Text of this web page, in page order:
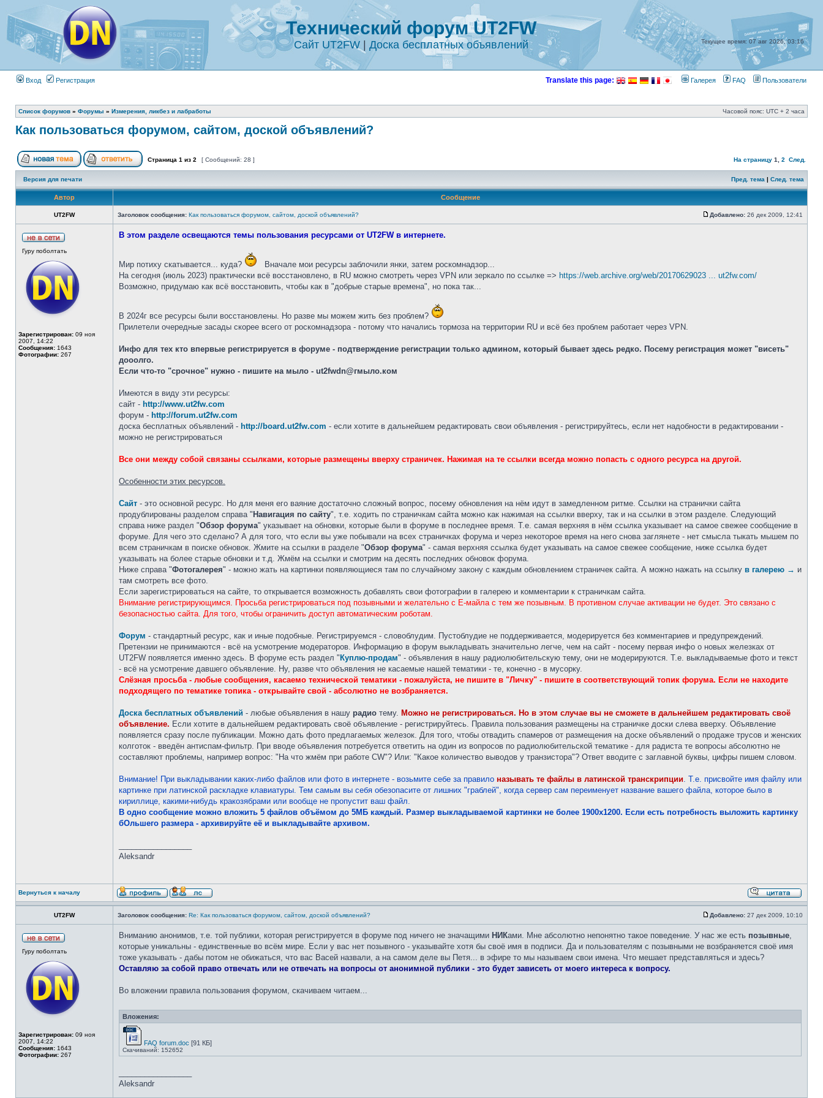
Технический форум UT2FW
Сайт UT2FW| Доска бесплатных объявлений Текущее время: 07 авг 2026, 03:16
Вход Регистрация Translate this page: Галерея FAQ Пользователи
Список форумов » Форумы » Измерения, ликбез и лабработы Часовой пояс: UTC + 2 часа
Как пользоваться форумом, сайтом, доской объявлений?
Страница 1 из 2 [ Сообщений: 28 ] На страницу 1 2 След.
Версия для печати Пред. тема | След. тема
Автор Сообщение
UT2FW Заголовок сообщения: Как пользоваться форумом, сайтом, доской объявлений? Добавлено: 26 дек 2009, 12:41
Гуру поболтать
Зарегистрирован: 09 ноя
2007, 14:22
Сообщения: 1643
Фотографии: 267
В этом разделе освещаются темы пользования ресурсами от UT2FW в интернете.
Мир потиху скатывается... куда?
Вначале мои ресурсы заблочили янки, затем роскомнадзор...
На сегодня (июль 2023) практически всё восстановлено, в RU можно смотреть через VPN или зеркало по ссылке => https://web.archive.org/web/20170629023 ... ut2fw.com/
Возможно, придумаю как всё восстановить, чтобы как в "добрые старые времена", но пока так...
В 2024г все ресурсы были восстановлены. Но разве мы можем жить без проблем?
Прилетели очередные засады скорее всего от роскомнадзора - потому что начались тормоза на территории RU и всё без проблем работает через VPN.
Инфо для тех кто впервые регистрируется в форуме - подтверждение регистрации только админом, который бывает здесь редко. Посему регистрация может "висеть"
дооолго.
Если что-то "срочное" нужно - пишите на мыло - ut2fwdn@гмыло.ком
Имеются в виду эти ресурсы:
сайт - http://www.ut2fw.com
форум - http://forum.ut2fw.com
доска бесплатных объявлений - http://board.ut2fw.com - если хотите в дальнейшем редактировать свои объявления - регистрируйтесь, если нет надобности в редактировании -
можно не регистрироваться
Все они между собой связаны ссылками, которые размещены вверху страничек. Нажимая на те ссылки всегда можно попасть с одного ресурса на другой.
Особенности этих ресурсов.
Сайт - это основной ресурс. Но для меня его ваяние достаточно сложный вопрос, посему обновления на нём идут в замедленном ритме. Ссылки на странички сайта
продублированы разделом справа " Навигация по сайту", т.е. ходить по страничкам сайта можно как нажимая на ссылки вверху, так и на ссылки в этом разделе. Следующий
справа ниже раздел "Обзор форума" указывает на обновки, которые были в форуме в последнее время. Т.е. самая верхняя в нём ссылка указывает на самое свежее сообщение в
форуме. Для чего это сделано? А для того, что если вы уже побывали на всех страничках форума и через некоторое время на него снова заглянете - нет смысла тыкать мышем по
всем страничкам в поиске обновок. Жмите на ссылки в разделе "Обзор форума" - самая верхняя ссылка будет указывать на самое свежее сообщение, ниже ссылка будет
указывать на более старые обновки и т.д. Жмём на ссылки и смотрим на десять последних обновок форума.
Ниже справа "Фотогалерея" - можно жать на картинки появляющиеся там по случайному закону с каждым обновлением страничек сайта. А можно нажать на ссылку в галерею → и
там смотреть все фото.
Если зарегистрироваться на сайте, то открывается возможность добавлять свои фотографии в галерею и комментарии к страничкам сайта.
Внимание регистрирующимся. Просьба регистрироваться под позывными и желательно с Е-майла с тем же позывным. В противном случае активации не будет. Это связано с
безопасностью сайта. Для того, чтобы ограничить доступ автоматическим роботам.
Форум - стандартный ресурс, как и иные подобные. Регистрируемся - словоблудим. Пустоблудие не поддерживается, модерируется без комментариев и предупреждений.
Претензии не принимаются - всё на усмотрение модераторов. Информацию в форум выкладывать значительно легче, чем на сайт - посему первая инфо о новых железках от
UT2FW появляется именно здесь. В форуме есть раздел " Куплю-продам" - объявления в нашу радиолюбительскую тему, они не модерируются. Т.е. выкладываемые фото и текст
- всё на усмотрение давшего объявление. Ну, разве что объявления не касаемые нашей тематики - те, конечно - в мусорку.
Слёзная просьба - любые сообщения, касаемо технической тематики - пожалуйста, не пишите в "Личку" - пишите в соответствующий топик форума. Если не находите
подходящего по тематике топика - открывайте свой - абсолютно не возбраняется.
Доска бесплатных объявлений - любые объявления в нашу радио тему. Можно не регистрироваться. Но в этом случае вы не сможете в дальнейшем редактировать своё
объявление. Если хотите в дальнейшем редактировать своё объявление - регистрируйтесь. Правила пользования размещены на страничке доски слева вверху. Объявление
появляется сразу после публикации. Можно дать фото предлагаемых железок. Для того, чтобы отвадить спамеров от размещения на доске объявлений о продаже трусов и женских
колготок - введён антиспам-фильтр. При вводе объявления потребуется ответить на один из вопросов по радиолюбительской тематике - для радиста те вопросы абсолютно не
составляют проблемы, например вопрос: "На что жмём при работе CW"? Или: "Какое количество выводов у транзистора"? Ответ вводите с заглавной буквы, цифры пишем словом.
Внимание! При выкладывании каких-либо файлов или фото в интернете - возьмите себе за правило называть те файлы в латинской транскрипции. Т.е. присвойте имя файлу или
картинке при латинской раскладке клавиатуры. Тем самым вы себя обезопасите от лишних "граблей", когда сервер сам переименует название вашего файла, которое было в
кириллице, какими-нибудь кракозябрами или вообще не пропустит ваш файл.
В одно сообщение можно вложить 5 файлов объёмом до 5МБ каждый. Размер выкладываемой картинки не более 1900х1200. Если есть потребность выложить картинку
бОльшего размера - архивируйте её и выкладывайте архивом.
Aleksandr
Вернуться к началу
UT2FW Заголовок сообщения: Re: Как пользоваться форумом, сайтом, доской объявлений? Добавлено: 27 дек 2009, 10:10
Гуру поболтать
Зарегистрирован: 09 ноя
2007, 14:22
Сообщения: 1643
Фотографии: 267
Вниманию анонимов, т.е. той публики, которая регистрируется в форуме под ничего не значащими НИКами. Мне абсолютно непонятно такое поведение. У нас же есть позывные,
которые уникальны - единственные во всём мире. Если у вас нет позывного - указывайте хотя бы своё имя в подписи. Да и пользователям с позывными не возбраняется своё имя
тоже указывать - дабы потом не обижаться, что вас Васей назвали, а на самом деле вы Петя... в эфире то мы называем свои имена. Что мешает представляться и здесь?
Оставляю за собой право отвечать или не отвечать на вопросы от анонимной публики - это будет зависеть от моего интереса к вопросу.
Во вложении правила пользования форумом, скачиваем читаем...
Вложения:
FAQ forum.doc [91 КБ]
Скачиваний: 152652
Aleksandr